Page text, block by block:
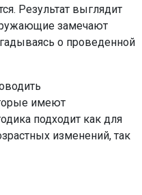
Результат выглядит
замечают
о проведенной
имеют
подходит как для
изменений, так